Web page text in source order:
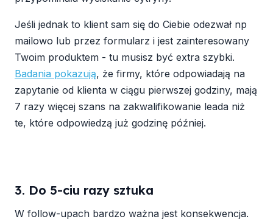
Jeśli jednak to klient sam się do Ciebie odezwał np
mailowo lub przez formularz i jest zainteresowany
Twoim produktem - tu musisz być extra szybki.
Badania pokazują, że firmy, które odpowiadają na
zapytanie od klienta w ciągu pierwszej godziny, mają
7 razy więcej szans na zakwalifikowanie leada niż
te, które odpowiedzą już godzinę później.
3. Do 5-ciu razy sztuka
W follow-upach bardzo ważna jest konsekwencja.